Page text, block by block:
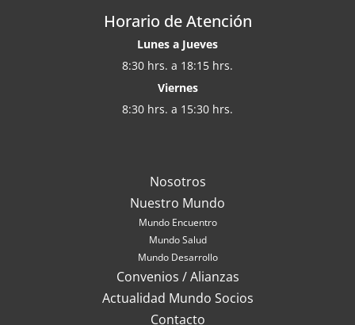
Horario de Atención
Lunes a Jueves
8:30 hrs. a 18:15 hrs.
Viernes
8:30 hrs. a 15:30 hrs.
Nosotros
Nuestro Mundo
Mundo Encuentro
Mundo Salud
Mundo Desarrollo
Convenios / Alianzas
Actualidad Mundo Socios
Contacto